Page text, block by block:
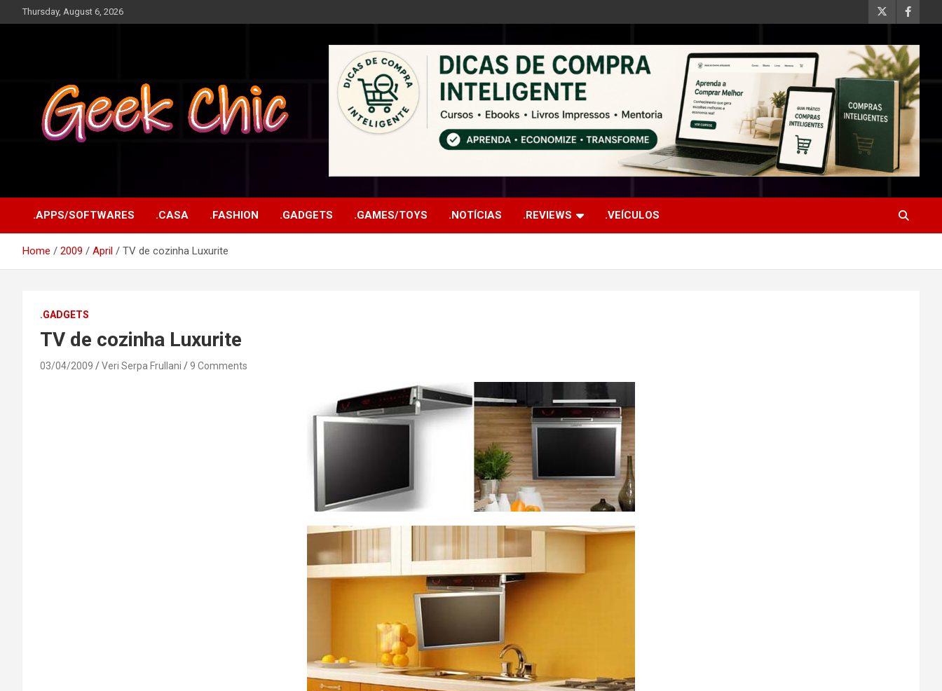
to
Thursday, August 6, 2026
.APPS/SOFTWARES .CASA .FASHION .GADGETS .GAMES/TOYS .NOTÍCIAS .REVIEWS .VEÍCULOS
Home 2009 April TV de cozinha Luxurite
.GADGETS
TV de cozinha Luxurite
03/04/2009 Veri Serpa Frullani 9 Comments